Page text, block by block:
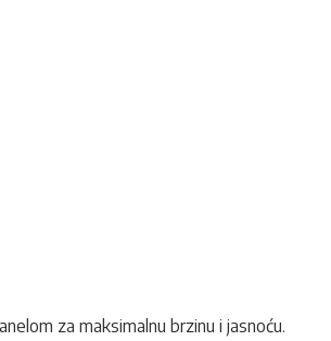
za maksimalnu brzinu i jasnoću.